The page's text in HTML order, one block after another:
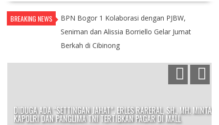
BREAKING NEWS
BPN Bogor 1 Kolaborasi dengan PJBW,
Seniman dan Alissia Borriello Gelar Jumat
Berkah di Cibinong
DIDUGA ADA “SETTINGAN JAHAT”, ERLES RARERAL, SH., MH. MINTA
KAPOLRI DAN PANGLIMA TNI TERTIBKAN PAGAR DI MALL